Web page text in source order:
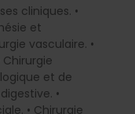
cliniques. •
et
vasculaire. •
Chirurgie
et de
•
• Chirurgie